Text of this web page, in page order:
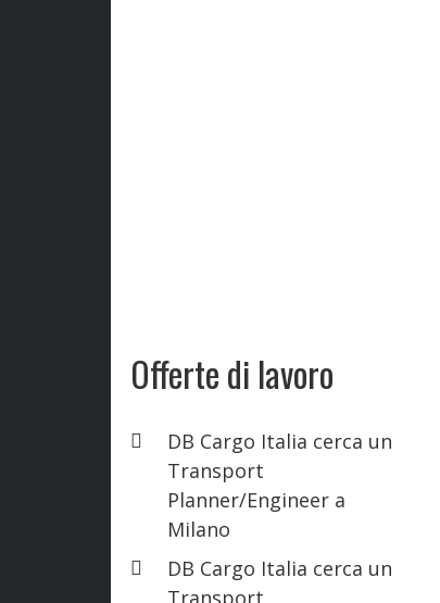
Offerte di lavoro
DB Cargo Italia cerca un
Transport
Planner/Engineer a
Milano
DB Cargo Italia cerca un
Transport